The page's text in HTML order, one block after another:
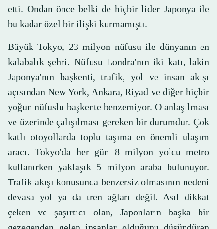
etti. Ondan önce belki de hiçbir lider Japonya ile
bu kadar özel bir ilişki kurmamıştı.
Büyük Tokyo, 23 milyon nüfusu ile dünyanın en
kalabalık şehri. Nüfusu Londra'nın iki katı, lakin
Japonya'nın başkenti, trafik, yol ve insan akışı
açısından New York, Ankara, Riyad ve diğer hiçbir
yoğun nüfuslu başkente benzemiyor. O anlaşılması
ve üzerinde çalışılması gereken bir durumdur. Çok
katlı otoyollarda toplu taşıma en önemli ulaşım
aracı. Tokyo'da her gün 8 milyon yolcu metro
kullanırken yaklaşık 5 milyon araba bulunuyor.
Trafik akışı konusunda benzersiz olmasının nedeni
devasa yol ya da tren ağları değil. Asıl dikkat
çeken ve şaşırtıcı olan, Japonların başka bir